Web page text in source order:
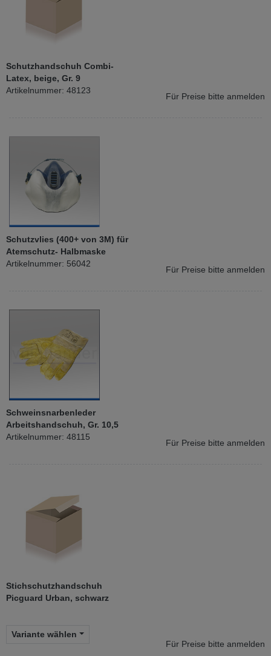
Schutzhandschuh Combi-
Latex, beige, Gr. 9
Artikelnummer: 48123
Für Preise bitte anmelden
Schutzvlies (400+ von 3M) für
Atemschutz- Halbmaske
Artikelnummer: 56042
Für Preise bitte anmelden
Schweinsnarbenleder
Arbeitshandschuh, Gr. 10,5
Artikelnummer: 48115
Für Preise bitte anmelden
Stichschutzhandschuh
Picguard Urban, schwarz
Variante wählen
Für Preise bitte anmelden